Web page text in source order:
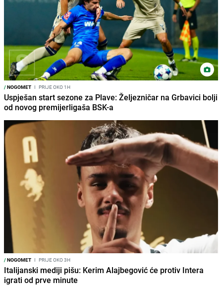
/NOGOMET I PRIJE OKO 1H
Uspješan start sezone za Plave: Željezničar na Grbavici bolji
od novog premijerligaša BSK-a
/NOGOMET I PRIJE OKO 3H
Italijanski mediji pišu: Kerim Alajbegović će protiv Intera
igrati od prve minute